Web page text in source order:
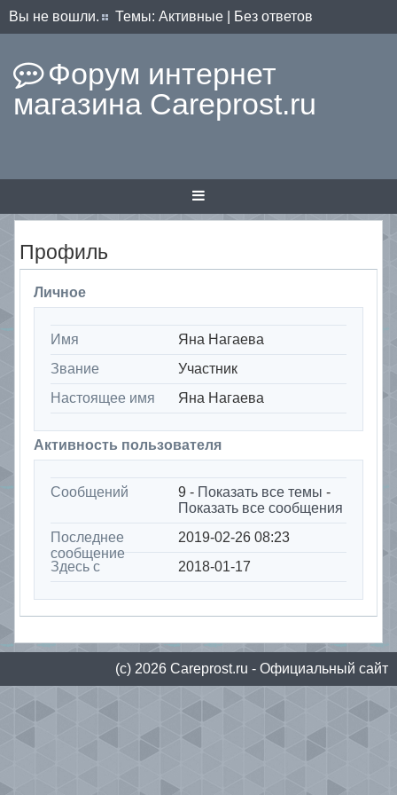
Вы не вошли. Темы: Активные Без ответов
Форум интернет
магазина Careprost.ru
Профиль
Личное
Имя
Яна Нагаева
Звание
Участник
Настоящее имя
Яна Нагаева
Активность пользователя
Сообщений 9 - Показать все темы -
Показать все сообщения
Последнее
сообщение
2019-02-26 08:23
Здесь с
2018-01-17
(с) 2026 Сareprost.ru - Официальный сайт